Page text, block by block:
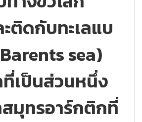
ติดกับทะเลแบ
sea)
ที่เป็นส่วนหนึ่ง
มุทรอาร์กติกที่